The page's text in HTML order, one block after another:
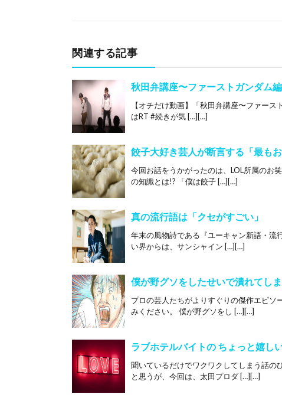
関連する記事
秋田弁講座〜ファーストガンダム
【オチだけ動画】「秋田弁講座〜ファー
はRT #続きが気 […][…]
餃子大好き芸人が断言する「最も
今回お話をうかがったのは、LOL所属のお
の知識とは!? 「僕は餃子 […][…]
真の流行語は「クセがすごい」
年末の風物詩である『ユーキャン新語・
い界からは、サンシャイン […][…]
僕が野グソをしたせいで潰れてし
プロの芸人たちがよりすぐりの傑作エピ
みください。 僕が野グソをし […][…]
ラブホテルバイトの ちょっと嬉し
聞いているだけでワクワクしてしまう話の
と思うが、今回は、太田プロダ […][…]